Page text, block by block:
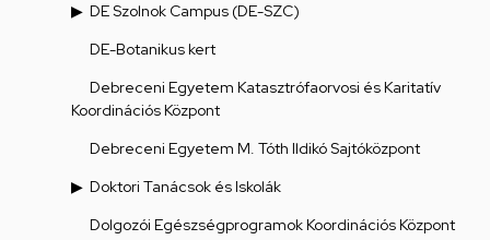
DE Szolnok Campus (DE-SZC)
DE-Botanikus kert
Debreceni Egyetem Katasztrófaorvosi és Karitatív
Koordinációs Központ
Debreceni Egyetem M. Tóth Ildikó Sajtóközpont
Doktori Tanácsok és Iskolák
Dolgozói Egészségprogramok Koordinációs Központ